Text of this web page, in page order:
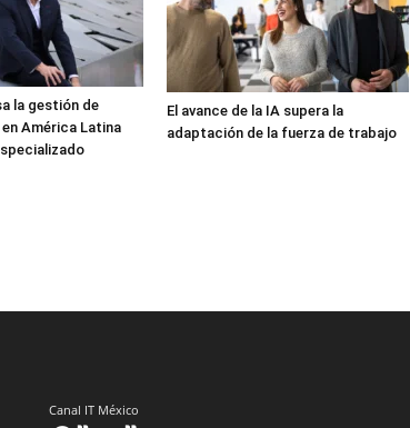
la gestión de
América Latina
El avance de la IA supera la
adaptación de la fuerza de trabajo
Canal IT México